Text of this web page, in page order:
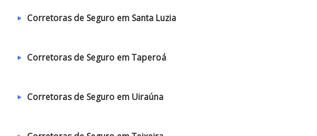
Corretoras de Seguro em Santa Luzia
Corretoras de Seguro em Taperoá
Corretoras de Seguro em Uiraúna